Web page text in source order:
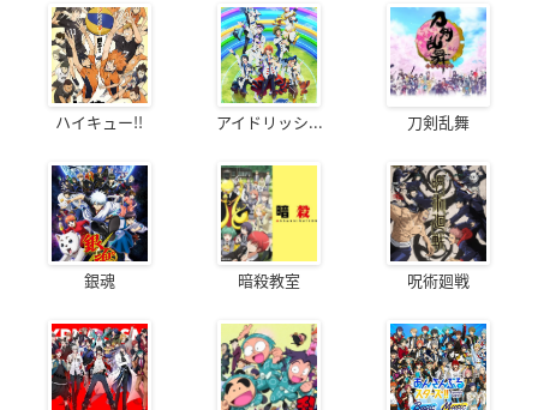
ハイキュー!! アイドリッシ... 刀剣乱舞
銀魂 暗殺教室 呪術廻戦